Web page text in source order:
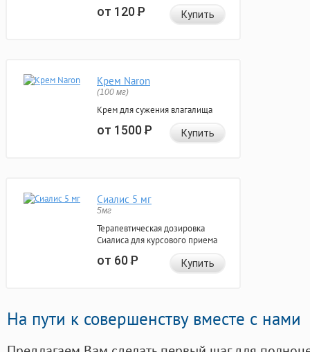
от 120Р Купить
Крем Naron
(100 мг)
Крем для сужения влагалища
от 1500Р Купить
Сиалис 5 мг
5мг
Терапевтическая дозировка
Сиалиса для курсового приема
от 60Р Купить
На пути к совершенству вместе с нами